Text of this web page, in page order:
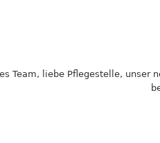
Team, liebe Pflegestelle, unser